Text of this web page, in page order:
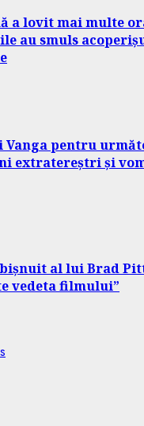
a lovit mai multe
au smuls
Vanga pentru
extratereștri și
al lui Brad
vedeta filmului”